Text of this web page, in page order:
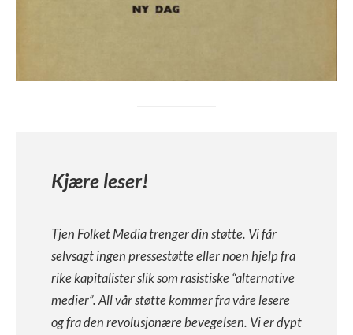
Kjære leser!
Tjen Folket Media trenger din støtte. Vi får
selvsagt ingen pressestøtte eller noen hjelp fra
rike kapitalister slik som rasistiske “alternative
medier”. All vår støtte kommer fra våre lesere
og fra den revolusjonære bevegelsen. Vi er dypt